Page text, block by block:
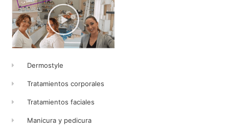
Dermostyle
Tratamientos corporales
Tratamientos faciales
Manicura y pedicura